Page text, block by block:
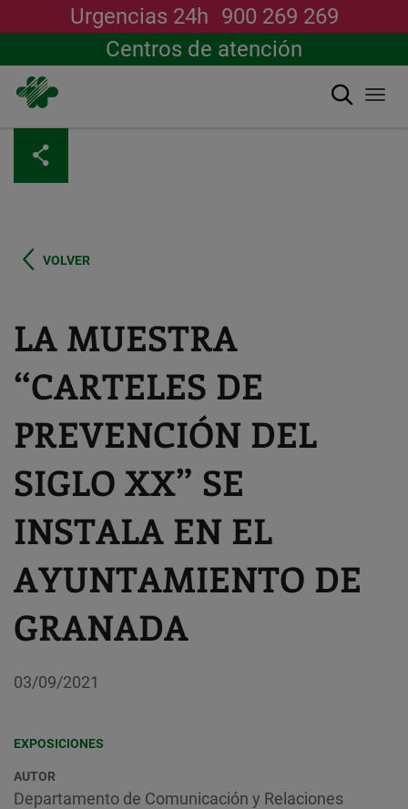
contenido
principal
Urgencias 24h 900 269 269
Centros de atención
Buscar
VOLVER
LA MUESTRA
“CARTELES DE
PREVENCIÓN DEL
SIGLO XX” SE
INSTALA EN EL
AYUNTAMIENTO DE
GRANADA
03/09/2021
EXPOSICIONES
AUTOR
Departamento de Comunicación y Relaciones